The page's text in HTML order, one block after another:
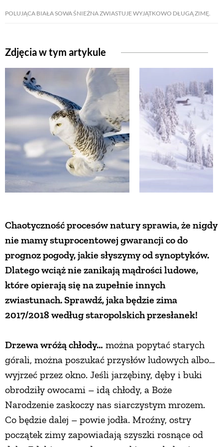
POLUJĄCA BIAŁA SOWA ŚNIEŻNA ZWIASTUJE WYJĄTKOWO DŁUGĄ ZIMĘ.
Zdjęcia w tym artykule
Chaotyczność procesów natury sprawia, że nigdy
nie mamy stuprocentowej gwarancji co do
prognoz pogody, jakie słyszymy od synoptyków.
Dlatego wciąż nie zanikają mądrości ludowe,
które opierają się na zupełnie innych
zwiastunach. Sprawdź, jaka będzie zima
2017/2018 według staropolskich przesłanek!
Drzewa wróżą chłody… można popytać starych
górali, można poszukać przysłów ludowych albo…
wyjrzeć przez okno. Jeśli jarzębiny, dęby i buki
obrodziły owocami – idą chłody, a Boże
Narodzenie zaskoczy nas siarczystym mrozem.
Co będzie dalej – powie jodła. Mroźny, ostry
początek zimy zapowiadają szyszki rosnące od